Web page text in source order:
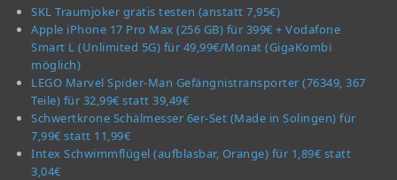
SKL Traumjoker gratis testen (anstatt 7,95€)
Apple iPhone 17 Pro Max (256 GB) für 399€ + Vodafone
Smart L (Unlimited 5G) für 49,99€/Monat (GigaKombi
möglich)
LEGO Marvel Spider-Man Gefängnistransporter (76349, 367
Teile) für 32,99€ statt 39,49€
Schwertkrone Schälmesser 6er-Set (Made in Solingen) für
7,99€ statt 11,99€
Intex Schwimmflügel (aufblasbar, Orange) für 1,89€ statt
3,04€